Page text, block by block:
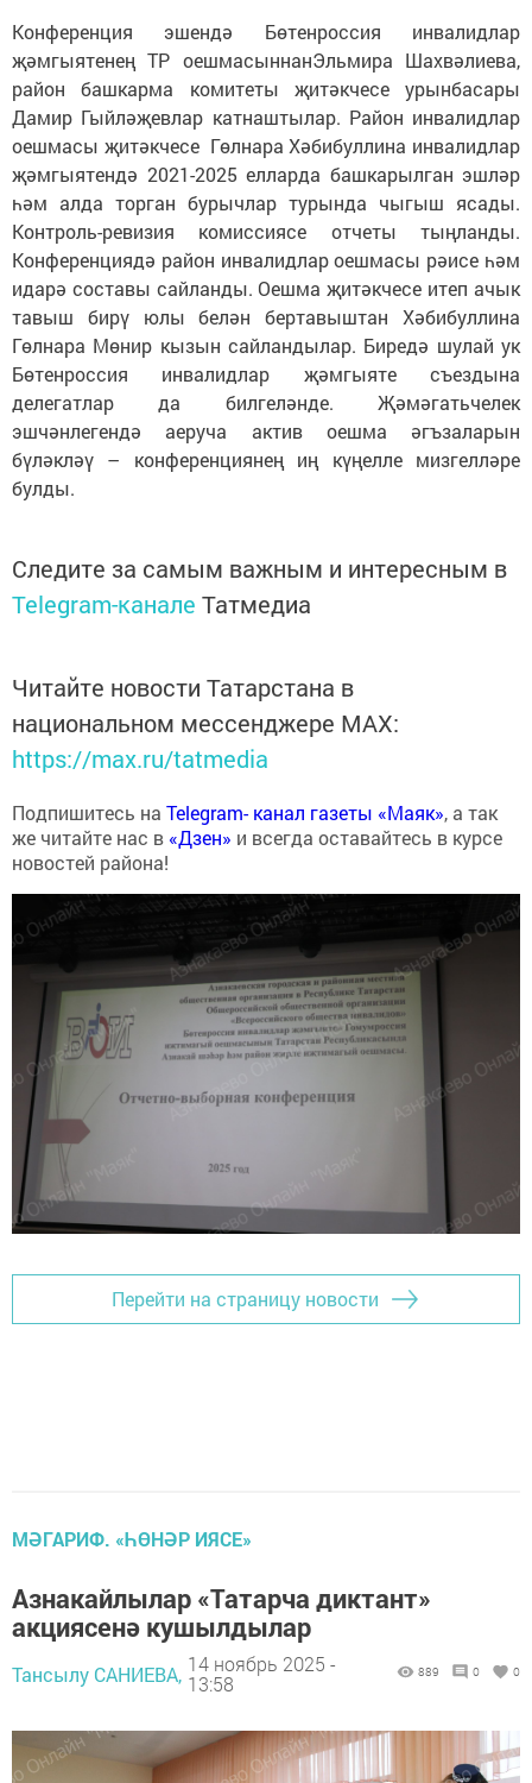
Конференция эшендә Бөтенроссия инвалидлар
җәмгыятенең ТР оешмасыннанЭльмира Шахвәлиева,
район башкарма комитеты җитәкчесе урынбасары
Дамир Гыйләҗевлар катнаштылар. Район инвалидлар
оешмасы җитәкчесе Гөлнара Хәбибуллина инвалидлар
җәмгыятендә 2021-2025 елларда башкарылган эшләр
һәм алда торган бурычлар турында чыгыш ясады.
Контроль-ревизия комиссиясе отчеты тыңланды.
Конференциядә район инвалидлар оешмасы рәисе һәм
идарә составы сайланды. Оешма җитәкчесе итеп ачык
тавыш бирү юлы белән бертавыштан Хәбибуллина
Гөлнара Мөнир кызын сайландылар. Биредә шулай ук
Бөтенроссия инвалидлар җәмгыяте съездына
делегатлар да билгеләнде. Җәмәгатьчелек
эшчәнлегендә аеруча актив оешма әгъзаларын
бүләкләү – конференциянең иң күңелле мизгелләре
булды.
Следите за самым важным и интересным в
Telegram-канале Татмедиа
Читайте новости Татарстана в
национальном мессенджере MАХ:
https://max.ru/tatmedia
Подпишитесь на Telegram- канал газеты «Маяк», а так
же читайте нас в «Дзен» и всегда оставайтесь в курсе
новостей района!
Перейти на страницу новости
МӘГАРИФ. «ҺӨНӘР ИЯСЕ»
Азнакайлылар «Татарча диктант»
акциясенә кушылдылар
Тансылу САНИЕВА, 14 ноябрь 2025 -
13:58
889 0 0